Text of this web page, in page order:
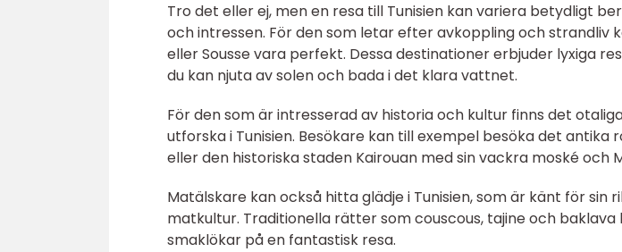
Tro det eller ej, men en resa till Tunisien kan variera betydligt
och intressen. För den som letar efter avkoppling och strandliv
eller Sousse vara perfekt. Dessa destinationer erbjuder lyxiga
du kan njuta av solen och bada i det klara vattnet.
För den som är intresserad av historia och kultur finns det
utforska i Tunisien. Besökare kan till exempel besöka det antika
eller den historiska staden Kairouan med sin vackra moské och
Matälskare kan också hitta glädje i Tunisien, som är känt för sin
matkultur. Traditionella rätter som couscous, tajine och
smaklökar på en fantastisk resa.